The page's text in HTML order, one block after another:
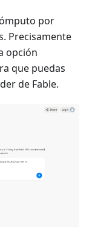
por
Precisamente
opción
que puedas
de Fable.